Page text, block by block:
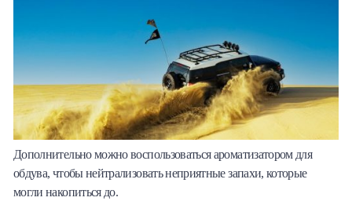
Дополнительно можно воспользоваться ароматизатором для
обдува, чтобы нейтрализовать неприятные запахи, которые
могли накопиться до.